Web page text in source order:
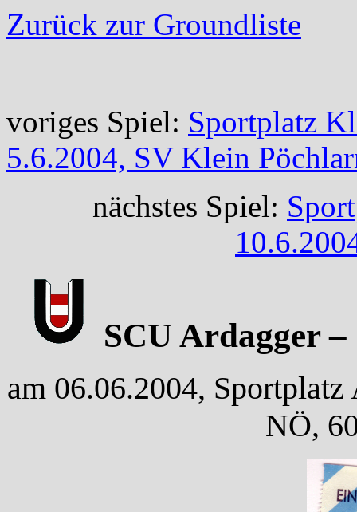
Zurück zur Groundliste
voriges Spiel: Sportplatz
5.6.2004, SV Klein
nächstes Spiel:
SCU Ardagger
am 06.06.2004,
NÖ,